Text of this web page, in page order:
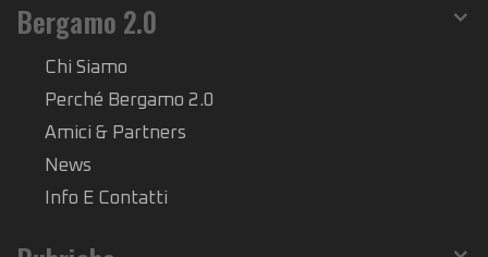
Bergamo 2.0
Chi Siamo
Perché Bergamo 2.0
Amici & Partners
News
Info E Contatti